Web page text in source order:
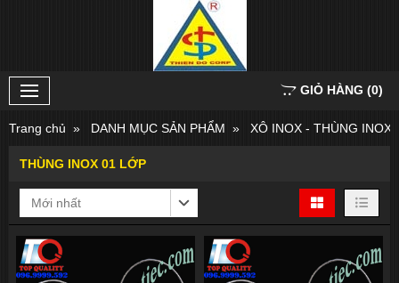
GIỎ HÀNG (0)
Trang chủ DANH MỤC SẢN PHẨM XÔ INOX - THÙNG INOX
THÙNG INOX 01 LỚP
Mới nhất